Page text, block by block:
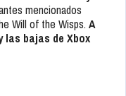
mencionados
Will of the Wisps. A
bajas de Xbox